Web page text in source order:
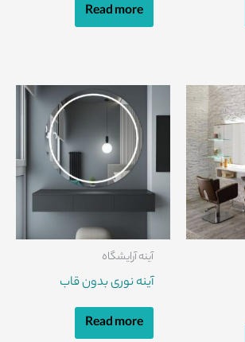
Read more
آینه آرایشگاه
آینه نوری بدون قاب
Read more